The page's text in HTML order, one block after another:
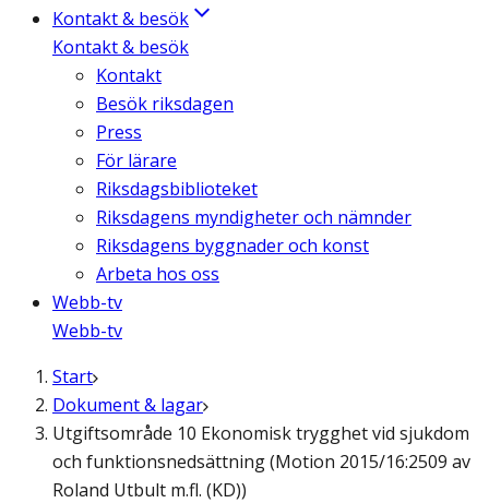
Kontakt & besök
Kontakt & besök
Kontakt
Besök riksdagen
Press
För lärare
Riksdagsbiblioteket
Riksdagens myndigheter och nämnder
Riksdagens byggnader och konst
Arbeta hos oss
Webb-tv
Webb-tv
Start
Dokument & lagar
Utgiftsområde 10 Ekonomisk trygghet vid sjukdom
och funktionsnedsättning (Motion 2015/16:2509 av
Roland Utbult m.fl. (KD))